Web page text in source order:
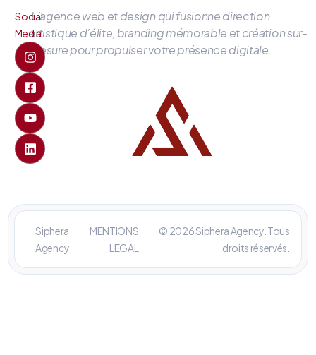
L’agence web et design qui fusionne direction
artistique d’élite, branding mémorable et création sur-
mesure pour propulser votre présence digitale.
Social
Media
Siphera
Agency
MENTIONS
LEGAL
© 2026 Siphera Agency. Tous
droits réservés.